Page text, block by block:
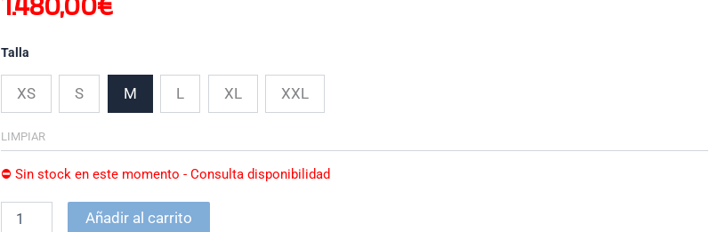
Talla
XS S M L XL XXL
LIMPIAR
⛔ Sin stock en este momento - Consulta disponibilidad
Añadir al carrito